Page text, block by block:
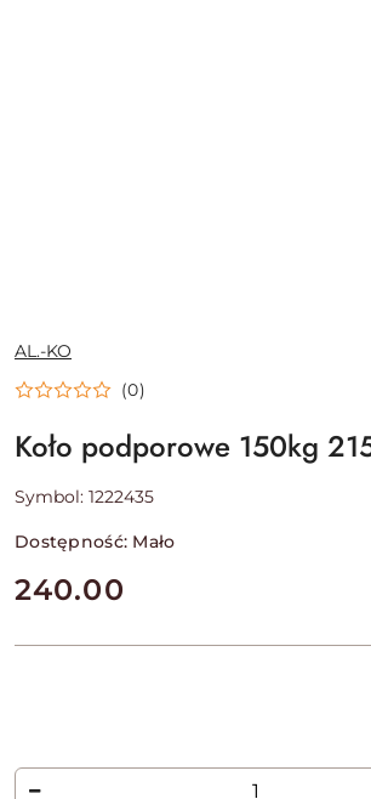
NAZWA
PRODUCENTA:
AL.-KO
(0)
Koło podporowe 150kg
Symbol: 1222435
Dostępność: Mało
cena:
240.00
Ilość